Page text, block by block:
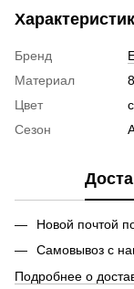
Бренд
Материал
Цвет
Сезон
Новой почтой
Самовывоз с
Подробнее о